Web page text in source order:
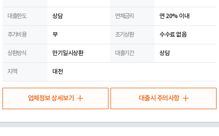
대출한도 상담 연체금리 연 20% 이내
추가비용 무 조기상환 수수료 없음
상환방식 만기일시상환 대출기간 상담
지역 대전
업체정보 상세보기 대출시 주의사항